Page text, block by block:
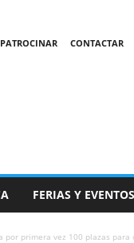
PATROCINAR CONTACTAR
FERIAS Y EVENTOS
por primera vez 100 plazas para